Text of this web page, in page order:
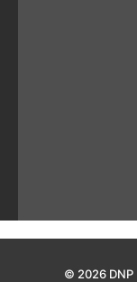
© 2026 DNP